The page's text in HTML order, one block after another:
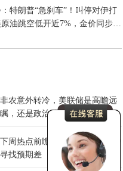
特朗普“急刹车”！叫停对伊打
油跳空低开近7%，金价同步承
非农意外转冷，美联储是高瞻远
瞩，还是政治默契？
下周热点前瞻：CPI与恐怖数据中
寻找预期差